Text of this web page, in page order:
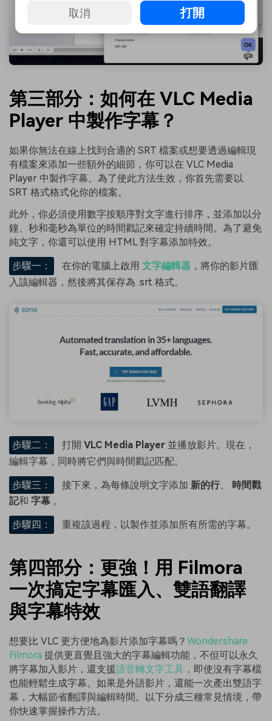
第三部分：如何在 VLC Media
Player 中製作字幕？
如果你無法在線上找到合適的 SRT 檔案或想要透過編輯現
有檔案來添加一些額外的細節，你可以在 VLC Media
Player 中製作字幕。為了使此方法生效，你首先需要以
SRT 格式格式化你的檔案。
此外，你必須使用數字按順序對文字進行排序，並添加以分
鐘、秒和毫秒為單位的時間戳記來確定持續時間。為了避免
純文字，你還可以使用 HTML 對字幕添加特效。
步驟一： 在你的電腦上啟用文字編輯器 ，將你的影片匯
入該編輯器，然後將其保存為 .srt 格式。
步驟二： 打開VLC Media Player 並播放影片。現在，
編輯字幕，同時將它們與時間戳記匹配。
步驟三： 接下來，為每條說明文字添加 新的行
時間戳
記和 字幕 。
步驟四： 重複該過程，以製作並添加所有所需的字幕。
第四部分：更強！用 Filmora
一次搞定字幕匯入、雙語翻譯
與字幕特效
想要比 VLC 更方便地為影片添加字幕嗎？ Wondershare
Filmora 提供更直覺且強大的字幕編輯功能，不但可以永久
將字幕加入影片，還支援語音轉文字工具 ，即使沒有字幕檔
也能輕鬆生成字幕。如果是外語影片，還能一次產出雙語字
幕，大幅節省翻譯與編輯時間。以下分成三種常見情境，帶
你快速掌握操作方法。
取消 打開